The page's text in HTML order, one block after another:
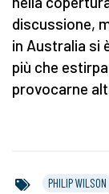
discussione,
in Australia si
più che
provocarne
PHILIP WILSON